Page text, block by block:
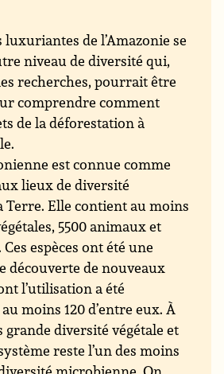
luxuriantes de l’Amazonie se
niveau de diversité qui,
recherches, pourrait être
comprendre comment
de la déforestation à
est connue comme
lieux de diversité
Terre. Elle contient au moins
5500 animaux et
espèces ont été une
découverte de nouveaux
l’utilisation a été
moins 120 d’entre eux. À
grande diversité végétale et
reste l’un des moins